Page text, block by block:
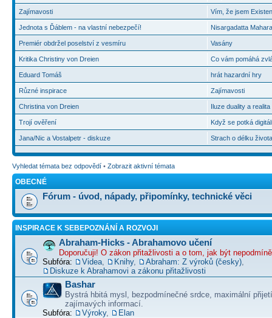
Zajímavosti
Jednota s Ďáblem - na vlastní nebezpečí!
Premiér obdržel poselství z vesmíru
Kritika Christiny von Dreien
Eduard Tomáš
Různé inspirace
Christina von Dreien
Trojí ověření
Jana/Nic a Vostalpetr - diskuze
Vím, že jsem
Nisargadatta
Vasány
Co vám pomáhá
hrát hazardní hry
Zajímavosti
Iluze duality a
Když se potká
Strach o délku
Vyhledat témata bez odpovědí • Zobrazit aktivní témata
OBECNÉ
Fórum - úvod, nápady, připomínky, technické věci
INSPIRACE K SEBEPOZNÁNÍ A ROZVOJI
Abraham-Hicks - Abrahamovo učení
Doporučuji! O zákon přitažlivosti a o tom, jak být
Subfóra:
Videa Knihy, Abraham: Z výroků (česky)
Diskuze k Abrahamovi a zákonu přitažlivosti
Bashar
Bystrá hbitá mysl, bezpodmínečné srdce, maximální
zajímavých informací.
Subfóra:
Výroky, Elan